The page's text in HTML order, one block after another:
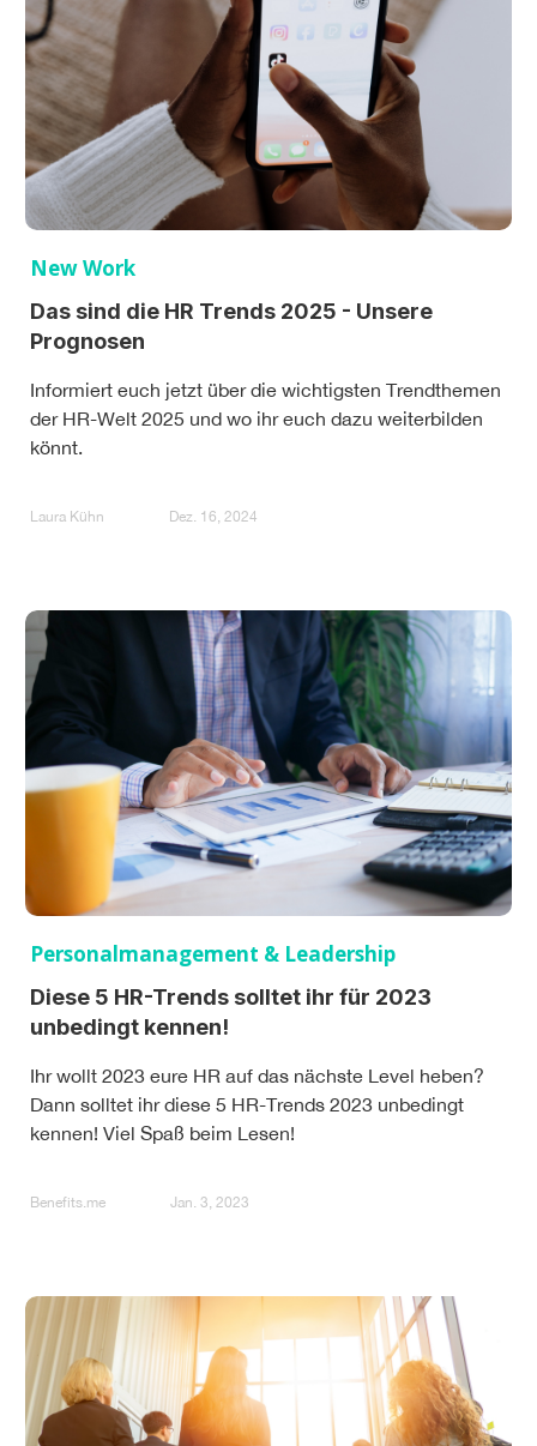
New Work
Das sind die HR Trends 2025 - Unsere
Prognosen
Informiert euch jetzt über die wichtigsten Trendthemen
der HR-Welt 2025 und wo ihr euch dazu weiterbilden
könnt.
Laura Kühn Dez. 16, 2024
Personalmanagement & Leadership
Diese 5 HR-Trends solltet ihr für 2023
unbedingt kennen!
Ihr wollt 2023 eure HR auf das nächste Level heben?
Dann solltet ihr diese 5 HR-Trends 2023 unbedingt
kennen! Viel Spaß beim Lesen!
Benefits.me Jan. 3, 2023